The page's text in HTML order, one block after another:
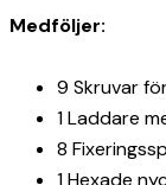
Medföljer:
9 Skruvar
1 Laddare
8
1 Hexade